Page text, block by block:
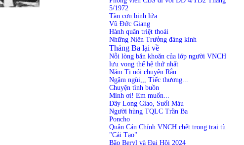
5/1972
Tàn cơn binh lửa
Vũ Đức Giang
Hành quân triệt thoái
Những Niên Trưởng đáng kính
Tháng Ba lại về
Nỗi lòng băn khoăn của lớp người VNCH
lưu vong thế hệ thứ nhất
Năm Tị nói chuyện Rắn
Ngậm ngùi,,, Tiếc thương...
Chuyện tình buồn
Mình ơi! Em muốn...
Đây Long Giao, Suối Máu
Người hùng TQLC Trần Ba
Poncho
Quân Cán Chính VNCH chết trong trại tù
"Cải Tạo"
Bão Beryl và Đại Hội 2024